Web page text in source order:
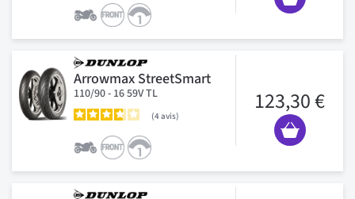
Arrowmax StreetSmart
110/90 - 16 59V TL
4avis
123,30 €